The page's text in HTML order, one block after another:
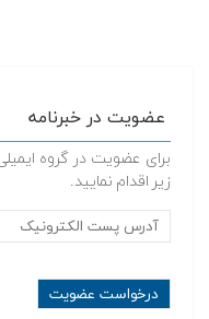
عضویت در خبرنامه
برای عضویت در گروه
زیر اقدام نمایید.